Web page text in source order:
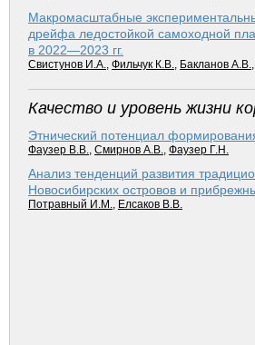
Макромасштабные
дрейфа ледостойкой самоходной
в 2022—2023 гг.
Свистунов И.А., Фильчук К.В., Бакланов А.В.,
Качество и уровень жизни
Этнический потенциал
Фаузер В.В., Смирнов А.В., Фаузер Г.Н.
Анализ тенденций развития
Новосибирских островов и
Потравный И.М., Елсаков В.В.